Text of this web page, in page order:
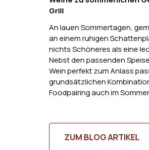
Grill
An lauen Sommertagen,
an einem ruhigen
nichts Schöneres als eine
Nebst den passenden
Wein perfekt zum Anlass
grundsätzlichen
Foodpairing auch im
ZUM BLOG ARTIKEL